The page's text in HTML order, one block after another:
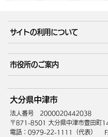
サイトの利用について
サイトマップ
市役所のご案内
庁舎地図
中津市へのアクセス
大分県中津市
法人番号 2000020442038
〒871-8501 大分県中津市豊田町
電話：0979-22-1111（代表）